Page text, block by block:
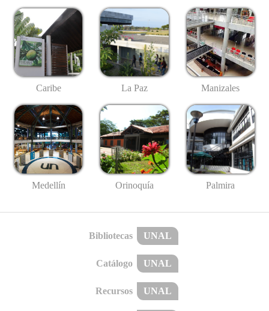
Caribe La Paz Manizales
Medellín Orinoquía Palmira
Bibliotecas UNAL
Catálogo UNAL
Recursos UNAL